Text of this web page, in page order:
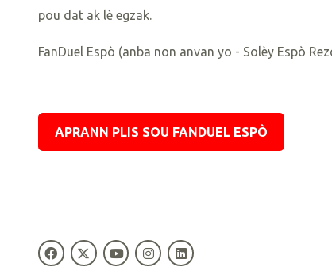
pou dat ak lè egzak.
FanDuel Espò (anba non anvan yo - Solèy Espò
APRANN PLIS SOU FANDUEL ESPÒ